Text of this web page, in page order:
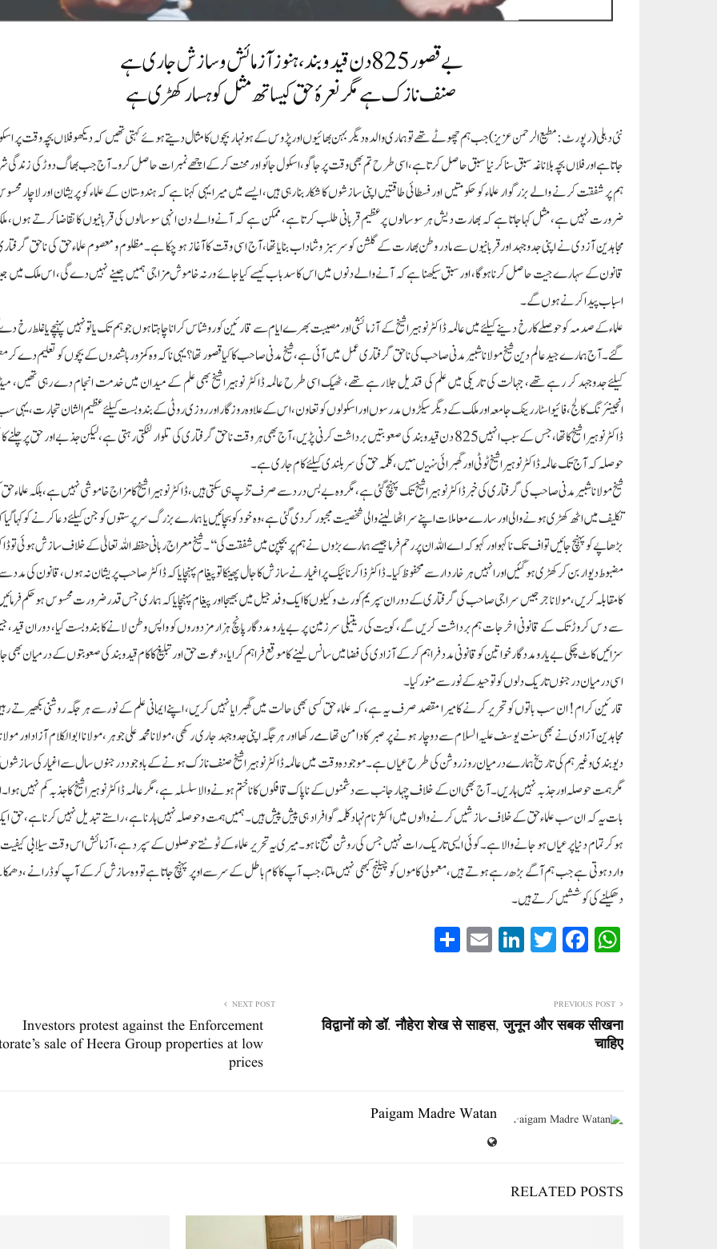
بے قصور825 دن قید و بند، ہنوز آزمائش و سازش جاری ہے
صنف نازک ہے مگر نعرۂ حق کیساتھ مثل کوہسار کھڑی ہے
نئی دہلی ( رپورٹ: مطیع الرحمن عزیز) جب ہم چھوٹے تھے تو ہماری والدہ دیگر بہن بھائیوں اور پڑوس کے ہونہار بچوں کا مثال دیتے ہوئے کہتی تھیں کہ دیکھو فلاں بچہ وقت پر
جاتا ہے اور فلاں بچہ بلا ناغہ سبق سنا کر نیا سبق حاصل کرتا ہے، اسی طرح تم بھی وقت پر جاگو، اسکول جائو اور محنت کر کے اچھے نمبرات حاصل کرو۔ آج جب بھاگ دوڑ کی زندگی
ہم پر شفقت کرنے والے بزرگوار علماء کو حکومتیں اور فسطائی طاقتیں اپنی سازشوں کا شکار بنا رہی ہیں، ایسے میں میرا یہی کہنا ہے کہ ہندوستان کے علماء کو پریشان اور لاچار
ضرورت نہیں ہے، مثل کہا جاتا ہے کہ بھارت دیش ہر سو سالوں پر عظیم قربانی طلب کرتا ہے، ممکن ہے کہ آنے والے دن انہی سو سالوں کی قربانیوں کا تقاضا کرتے ہوں،
مجاہدین آزدی نے اپنی جدوجہد اور قربانیوں سے مادر وطن بھارت کے گلشن کو سرسبز وشاداب بنایا تھا، آج اسی وقت کا آغاز ہو چکا ہے۔ مظلوم و معصوم علماء حق کی ناحق
قانون کے سہارے جیت حاصل کرنا ہوگا، اور سبق سیکھنا ہے کہ آنے والے دنوں میں اس کا سدباب کیسے کیا جائے ورنہ خاموش مزاجی ہمیں جینے نہیں دے گی، اس ملک میں
اسباب پیدا کرنے ہوں گے۔
علماء کے صدمہ کو حوصلے کا رخ دینے کیلئے میں عالمہ ڈاکٹر نوہیرا شیخ کے آزمائشی اورمصیبت بھرے ایام سے قارئین کو روشناس کرانا چاہتا ہوں جو ہم تک یا تو نہیں پہنچے یا غلط رخ
گئے۔ آج ہمارے جید عالم دین شیخ مولانا شبیر مدنی صاحب کی ناحق گرفتاری عمل میں آئی ہے، شیخ مدنی صاحب کا کیا قصور تھا؟ یہی نا کہ وہ کمزور باشندوں کے بچوں کو تعلیم دے
کیلئے جدوجہد کر رہے تھے، جہالت کی تاریکی میں علم کی قندیل جلا رہے تھے، ٹھیک اسی طرح عالمہ ڈاکٹر نوہیرا شیخ بھی علم کے میدان میں خدمت انجام دے رہی تھیں،
انجینئرنگ کالج، فائیو اسٹار رینک جامعہ اور ملک کے دیگر سیکڑوں مدرسوں اور اسکولوں کو تعاون، اس کے علاوہ روزگار اور روزی روٹی کے بندوبست کیلئے عظیم الشان تجارت، یہی
ڈاکٹر نوہیرا شیخ کا تھا، جس کے سبب انہیں 825 دن قید وبند کی صعوبتیں برداشت کرنی پڑیں، آج بھی ہر وقت ناحق گرفتاری کی تلوار لٹکتی رہتی ہے، لیکن جذبے اور حق پر
حوصلہ کہ آج تک عالمہ ڈاکٹر نوہیرا شیخ ٹوٹی اور گھبرائی نہیںہیں، کلمہ حق کی سربلندی کیلئے کام جاری ہے۔
شیخ مولانا شبیر مدنی صاحب کی گرفتاری کی خبر ڈاکٹر نوہیرا شیخ تک پہنچ گئی ہے، مگر وہ بے بس درد سے صرف تڑپ ہی سکتی ہیں، ڈاکٹر نوہیرا شیخ کا مزاج خاموشی نہیں ہے، بلکہ علماء حق
تکلیف میں اٹھ کھڑی ہونے والی اور سارے معاملات اپنے سر اٹھالینے والی شخصیت مجبور کردی گئی ہے، وہ خود کو بچائیں یا ہمارے بزرگ سرپرستوں کو جن کیلئے دعا کرنے کو کہا
بڑھاپے کو پہنچ جائیں تو اف تک نا کہو اور کہو کہ اے اللہ ان پر رحم فرما جیسے ہمارے بڑوں نے ہم پر بچپن میں شفقت کی‘‘۔ شیخ معراج ربانی حفظہ اللہ تعالیٰ کے خلاف سازش ہوئی تو
مضبوط دیوار بن کر کھڑی ہو گئیں اور انہیں ہر خاردار سے محفوظ کیا۔ ڈاکٹر ذاکر نائیک پر اغیارنے سازش کا جال پھینکا تو پیغام پہنچایا کہ ڈاکٹر صاحب پریشان نہ ہوں، قانون کی مدد
کا مقابلہ کریں، مولانا جرجیس سراجی صاحب کی گرفتاری کے دوران سپریم کورٹ وکیلوں کا ایک وفد جیل میں بھیجا اور پیغام پہنچایا کہ ہماری جس قدر ضرورت محسوس ہو حکم
سے دس کروڑ تک کے قانونی اخرجات ہم برداشت کریں گے، کویت کی ریتیلی سرزمین پر بے یارو مددگار پانچ ہزار مزدوروں کو واپس وطن لانے کا بندوبست کیا، دوران قید،
سزائیں کاٹ چکی بے یار و مددگار خواتین کو قانونی مدد فراہم کرکے آزادی کی فضا میں سانس لینے کا موقع فراہم کرایا، دعوت حق اور تبلیغ کا کام قید وبند کی صعوبتوں کے درمیان بھی
اسی درمیان درجنوں تاریک دلوں کو توحید کے نور سے منور کیا۔
قارئین کرام ! ان سب باتوں کو تحریر کرنے کا میرا مقصد صرف یہ ہے، کہ علماء حق کسی بھی حالت میں گھبرایا نہیں کریں، اپنے ایمانی علم کے نور سے ہر جگہ روشنی بکھیرتے
مجاہدین آزادی نے بھی سنت یوسف علیہ السلام سے دوچار ہونے پر صبر کا دامن تھامے رکھا اور ہر جگہ اپنی جدوجہد جاری رکھی،مولانا محمد علی جوہر ، مولانا ابوالکلام آزاد اور
دیوبندی وغیرہم کی تاریخ ہمارے درمیان روز روشن کی طرح عیاں ہے۔ موجودہ وقت میں عالمہ ڈاکٹر نوہیرا شیخ صنف نازک ہونے کے باوجود درجنوں سال سے اغیار کی سازشوں
مگر ہمت حوصلہ اور جذبہ نہیں ہاریں۔ آج بھی ان کے خلاف چہار جانب سے دشمنوں کے ناپاک قافلوں کا نا ختم ہونے والا سلسلہ ہے، مگر عالمہ ڈاکٹر نوہیر اشیخ کا جذبہ کم نہیں
بات یہ کہ ان سب علماء حق کے خلاف سازشیں کرنے والوں میں اکثر نام نہاد کلمہ گو افراد ہی پیش پیش ہیں۔ ہمیں ہمت و حوصلہ نہیں ہارنا ہے، راستے تبدیل نہیں کرنا ہے، حق
ہو کر تمام دنیا پر عیاں ہو جانے والا ہے۔ کوئی ایسی تاریک رات نہیں جس کی روشن صبح نا ہو۔ میری یہ تحریر علماء کے ٹوٹتے حوصلوں کے سپرد ہے، آزمائش اس وقت سیلابی
وارد ہوتی ہے جب ہم آگے بڑھ رہے ہوتے ہیں، معمولی کاموں کو چیلنج کبھی نہیں ملتا، جب آپ کا کام باطل کے سرسے اوپر پہنچ جاتا ہے تو وہ سازش کر کے آپ کو ڈرانے ،
دھکیلنے کی کوششیں کرتے ہیں۔
W
ha
A
pp
Fa
ce
ok
T
wi
r
Li
nk
In
E
m
PREVIOUS POST
विद्वानों को डॉ. नौहेरा शेख से साहस, जुनून और सबक सीखना
चाहिए
NEXT POST
Investors protest against the Enforcement
sale of Heera Group properties at low
prices
Paigam Madre Watan
RELATED POSTS